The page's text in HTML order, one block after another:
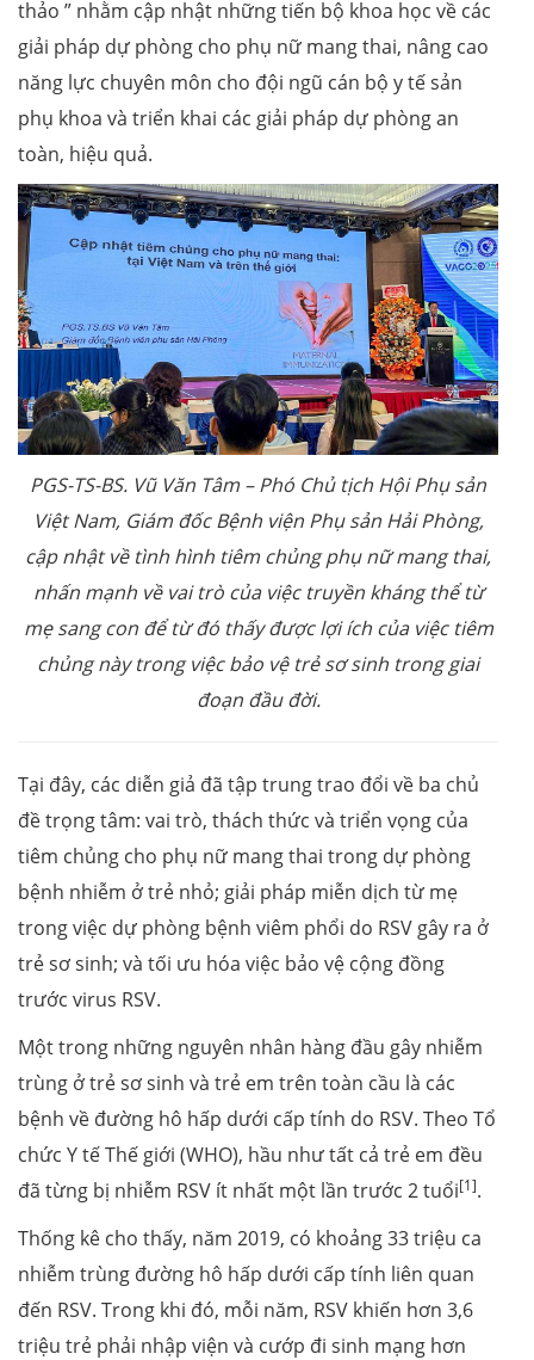
thảo ” nhằm cập nhật những tiến bộ khoa học về các
giải pháp dự phòng cho phụ nữ mang thai, nâng cao
năng lực chuyên môn cho đội ngũ cán bộ y tế sản
phụ khoa và triển khai các giải pháp dự phòng an
toàn, hiệu quả.
PGS-TS-BS. Vũ Văn Tâm – Phó Chủ tịch Hội Phụ sản
Việt Nam, Giám đốc Bệnh viện Phụ sản Hải Phòng,
cập nhật về tình hình tiêm chủng phụ nữ mang thai,
nhấn mạnh về vai trò của việc truyền kháng thể từ
mẹ sang con để từ đó thấy được lợi ích của việc tiêm
chủng này trong việc bảo vệ trẻ sơ sinh trong giai
đoạn đầu đời.
Tại đây, các diễn giả đã tập trung trao đổi về ba chủ
đề trọng tâm: vai trò, thách thức và triển vọng của
tiêm chủng cho phụ nữ mang thai trong dự phòng
bệnh nhiễm ở trẻ nhỏ; giải pháp miễn dịch từ mẹ
trong việc dự phòng bệnh viêm phổi do RSV gây ra ở
trẻ sơ sinh; và tối ưu hóa việc bảo vệ cộng đồng
trước virus RSV.
Một trong những nguyên nhân hàng đầu gây nhiễm
trùng ở trẻ sơ sinh và trẻ em trên toàn cầu là các
bệnh về đường hô hấp dưới cấp tính do RSV. Theo Tổ
chức Y tế Thế giới (WHO), hầu như tất cả trẻ em đều
đã từng bị nhiễm RSV ít nhất một lần trước 2 tuổi[1].
Thống kê cho thấy, năm 2019, có khoảng 33 triệu ca
nhiễm trùng đường hô hấp dưới cấp tính liên quan
đến RSV. Trong khi đó, mỗi năm, RSV khiến hơn 3,6
triệu trẻ phải nhập viện và cướp đi sinh mạng hơn